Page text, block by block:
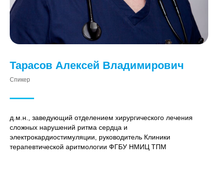
Тарасов Алексей Владимирович
Спикер
д.м.н., заведующий отделением хирургического лечения
сложных нарушений ритма сердца и
электрокардиостимуляции, руководитель Клиники
терапевтической аритмологии ФГБУ НМИЦ ТПМ